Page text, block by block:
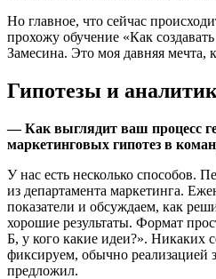
Но главное, что сейчас
прохожу обучение «Как
Замесина. Это моя давняя мечта,
Гипотезы и
— Как выглядит ваш процесс
маркетинговых гипотез в
У нас есть несколько способов.
из департамента маркетинга.
показатели и обсуждаем, как
хорошие результаты. Формат
Б, у кого какие идеи?». Никаких
фиксируем, обычно реализацией
предложил.